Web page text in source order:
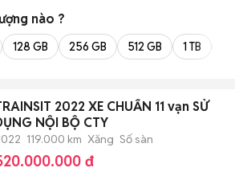
nào ?
128 GB 256 GB 512 GB 1 TB
2022 XE CHUẨN 11 vạn SỬ
NỘI BỘ CTY
119.000 km Xăng Số sàn
đ